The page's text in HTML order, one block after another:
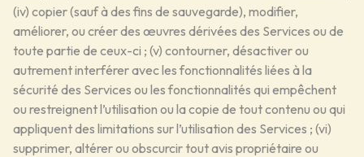
(iv) copier (sauf à des fins de sauvegarde), modifier,
améliorer, ou créer des œuvres dérivées des Services ou de
toute partie de ceux-ci ; (v) contourner, désactiver ou
autrement interférer avec les fonctionnalités liées à la
sécurité des Services ou les fonctionnalités qui empêchent
ou restreignent l’utilisation ou la copie de tout contenu ou qui
appliquent des limitations sur l’utilisation des Services ; (vi)
supprimer, altérer ou obscurcir tout avis propriétaire ou